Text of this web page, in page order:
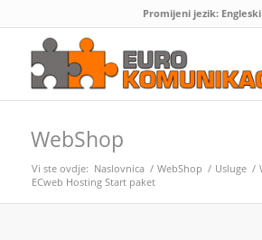
Promijeni jezik: Engleski
WebShop
Vi ste ovdje: Naslovnica / WebShop / Usluge /
ECweb Hosting Start paket